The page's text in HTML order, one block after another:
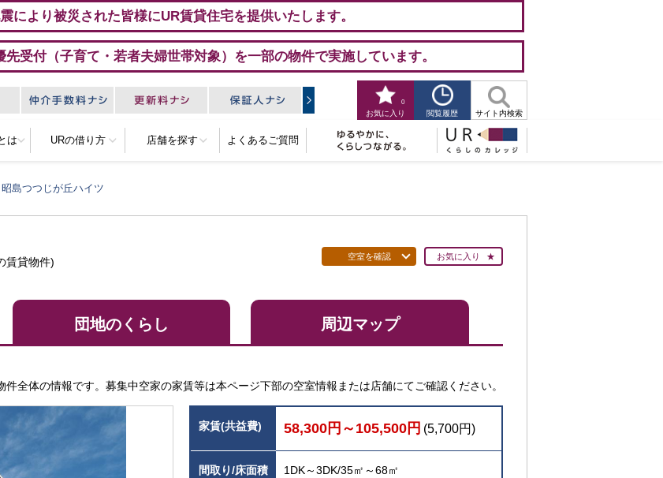
により被災された皆様にUR賃貸住宅を提供いたします。
受付（子育て・若者夫婦世帯対象）を一部の物件で実施しています。
お気に入り
0
閲覧履歴 サイト内検索
は URの借り方 店舗を探す よくあるご質問
昭島つつじが丘ハイツ
賃貸物件) 空室を確認 お気に入り
団地のくらし 周辺マップ
件全体の情報です。募集中空家の家賃等は本ページ下部の空室情報または店舗にてご確認ください。
家賃(共益費) 58,300円～105,500円 (5,700円)
間取り/床面積 1DK～3DK/35㎡～68㎡